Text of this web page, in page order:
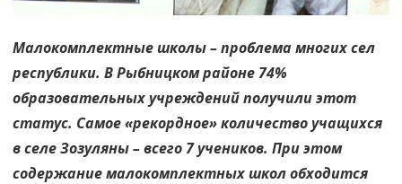
Малокомплектные школы – проблема многих сел
республики. В Рыбницком районе 74%
образовательных учреждений получили этот
статус. Самое «рекордное» количество учащихся
в селе Зозуляны – всего 7 учеников. При этом
содержание малокомплектных школ обходится